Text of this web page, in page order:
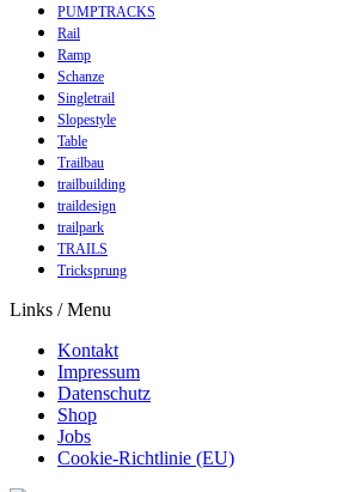
PUMPTRACKS
Rail
Ramp
Schanze
Singletrail
Slopestyle
Table
Trailbau
trailbuilding
traildesign
trailpark
TRAILS
Tricksprung
Links / Menu
Kontakt
Impressum
Datenschutz
Shop
Jobs
Cookie-Richtlinie (EU)